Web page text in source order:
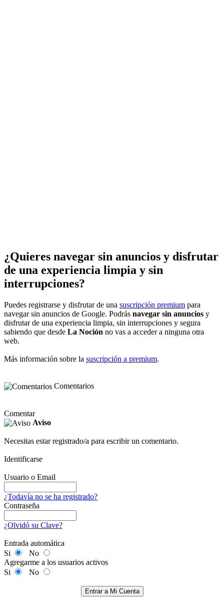
¿Quieres navegar sin anuncios y disfrutar
de una experiencia limpia y sin
interrupciones?
Puedes registrarse y disfrutar de una suscripción premium para
navegar sin anuncios de Google. Podrás navegar sin anuncios y
disfrutar de una experiencia limpia, sin interrupciones y segura
sabiendo que desde La Noción no vas a acceder a ninguna otra
web.
Más información sobre la suscripción a premium.
Comentarios
Comentar
Aviso
Necesitas estar registrado/a para escribir un comentario.
Identificarse
Usuario o Email
¿Todavía no se ha registrado?
Contraseña
¿Olvidó su Clave?
Entrada automática
Si
No
Agregarme a los usuarios activos
Si
No
Entrar a Mi Cuenta